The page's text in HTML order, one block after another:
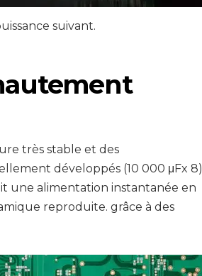
suivant.
très stable et des
développés (10 000 μFx 8)
une alimentation instantanée en
reproduite. grâce à des